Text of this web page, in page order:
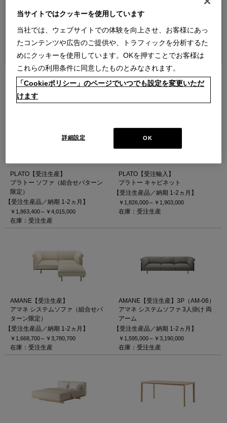
並べ替え：
1 2 3 次
PLATO【受注生産】
プラトー ソファ（組合せパターン
限定）
【受注生産品／納期 1-2ヵ月】
￥1,863,400～ ￥4,015,000
在庫：受注生産
PLATO【受注輸入】
プラトー キャビネット
【受注生産品／納期 1-2ヵ月】
￥1,826,000～ ￥1,903,000
在庫：受注生産
AMANE【受注生産】
アマネ システムソファ（組合せパ
ターン限定）
【受注生産品／納期 1-2ヵ月】
￥1,668,700～ ￥3,780,700
在庫：受注生産
AMANE【受注生産】3P（AM-06）
アマネ システムソファ 3人掛け 両
アーム
【受注生産品／納期 1-2ヵ月】
￥1,595,000～ ￥3,190,000
在庫：受注生産
当サイトではクッキーを使用しています
当社では、ウェブサイトでの体験を向上させ、お客様にあっ
たコンテンツや広告のご提供や、トラフィックを分析するた
めにクッキーを使用しています。OKを押すことでお客様は
これらの利用条件に同意したものとみなされます。
「Cookieポリシー」のページでいつでも設定を変更いただ
けます
OK
詳細設定